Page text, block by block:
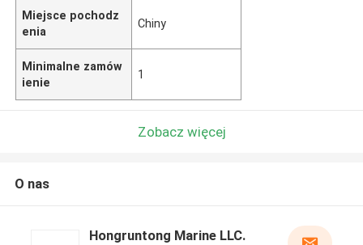
Miejsce pochodz
enia
Chiny
Minimalne zamów
ienie
1
Zobacz więcej
O nas
Hongruntong Marine LLC.